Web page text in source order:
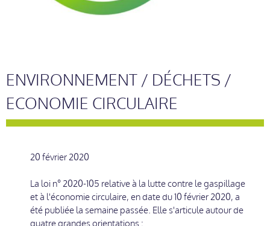
ENVIRONNEMENT / DÉCHETS /
ECONOMIE CIRCULAIRE
20 février 2020
La loi n° 2020-105 relative à la lutte contre le gaspillage
et à l'économie circulaire, en date du 10 février 2020, a
été publiée la semaine passée. Elle s'articule autour de
quatre grandes orientations :